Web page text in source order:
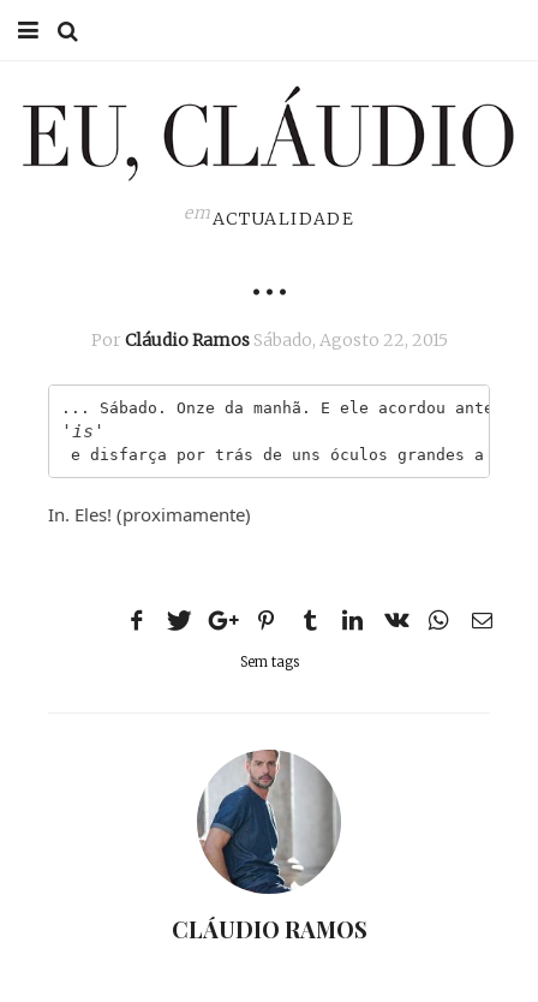
EU CLÁUDIO
emACTUALIDADE
…
Por Cláudio Ramos Sábado, Agosto 22, 2015
... Sábado. Onze da manhã. E ele acordou antes
'is'
e disfarça por trás de uns óculos grandes a
In. Eles! (proximamente)
Sem tags
CLÁUDIO RAMOS